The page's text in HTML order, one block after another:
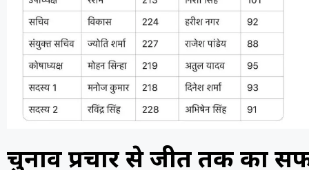
चुनाव प्रचार से जीत तक का